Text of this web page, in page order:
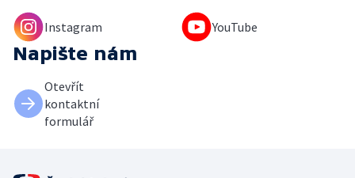
Instagram YouTube
Napište nám
Otevřít
kontaktní
formulář